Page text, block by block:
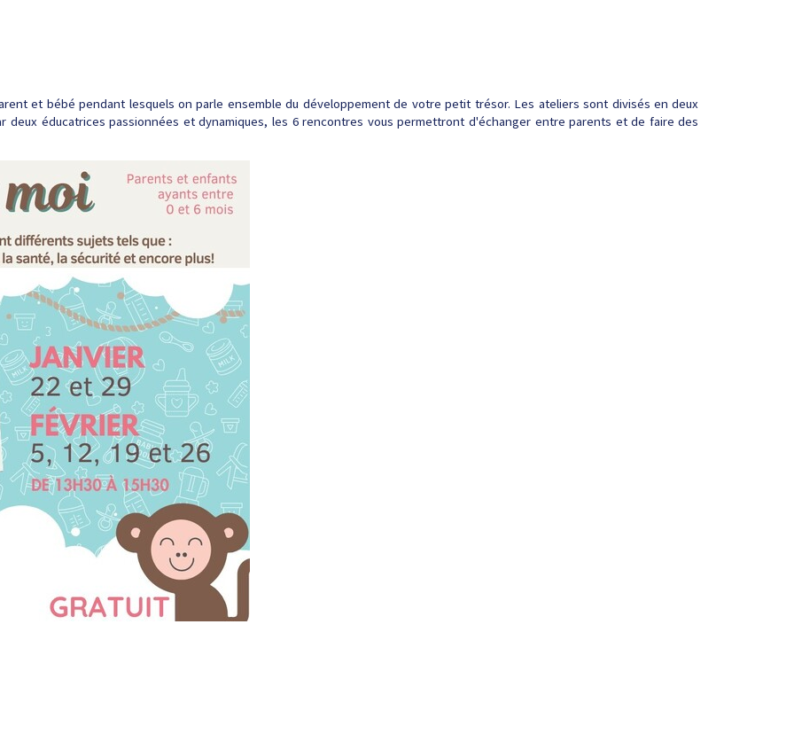
et bébé pendant lesquels on parle ensemble du développement de votre petit trésor. Les ateliers sont divisés en deux
deux éducatrices passionnées et dynamiques, les 6 rencontres vous permettront d'échanger entre parents et de faire des